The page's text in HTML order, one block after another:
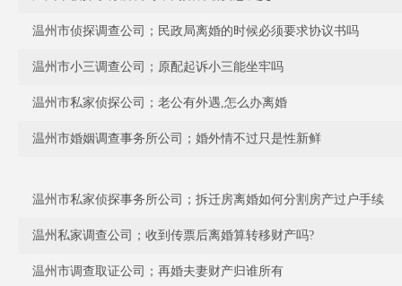
温州市侦探调查公司；民政局离婚的时候必须要求协议书吗
温州市小三调查公司；原配起诉小三能坐牢吗
温州市私家侦探公司；老公有外遇,怎么办离婚
温州市婚姻调查事务所公司；婚外情不过只是性新鲜
温州市私家侦探事务所公司；拆迁房离婚如何分割房产过户手续
温州私家调查公司；收到传票后离婚算转移财产吗?
温州市调查取证公司；再婚夫妻财产归谁所有